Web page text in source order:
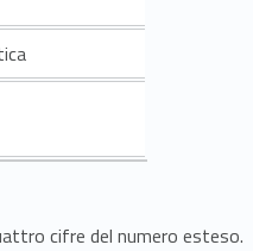
cifre del numero esteso.